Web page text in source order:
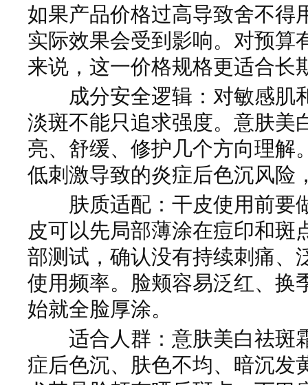
如果产品价格过高导致舍不得
实际效果会受到影响。对预算
来说，这一价格规格更适合长
成分安全逻辑：对敏感肌
淡斑不能只追求强度。意肤美
亮、舒缓、修护几个方向理解
低刺激导致的炎症后色沉风险
肤质适配：干皮使用前要
皮可以先局部薄涂在痘印和斑
部测试，确认没有持续刺痛、
使用频率。脸颊容易泛红、换
始就全脸厚涂。
适合人群：意肤美白祛斑
症后色沉、肤色不均、暗沉发